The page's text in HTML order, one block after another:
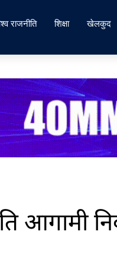
राजनीति शिक्षा खेलकुद
आगामी